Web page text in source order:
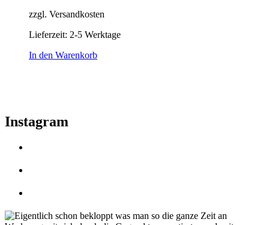
zzgl. Versandkosten
Lieferzeit: 2-5 Werktage
In den Warenkorb
Instagram